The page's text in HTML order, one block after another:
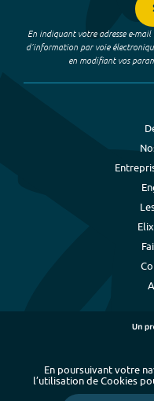
En indiquant votre adresse e-mail
d’information par voie
en modifiant vos
Plan du site -
En poursuivant votre
l’utilisation de Cookies